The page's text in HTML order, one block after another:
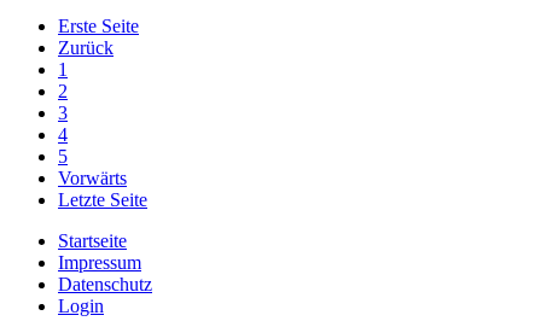
Erste Seite
Zurück
1
2
3
4
5
Vorwärts
Letzte Seite
Startseite
Impressum
Datenschutz
Login